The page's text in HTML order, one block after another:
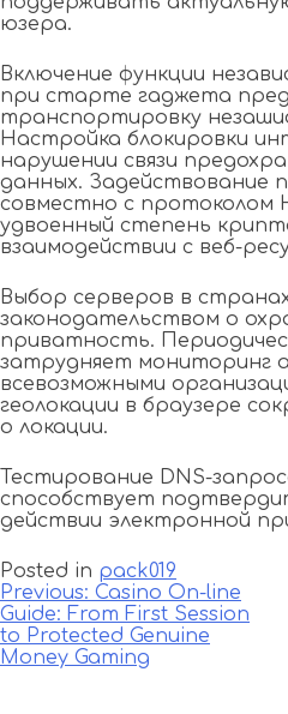
юзера.
Включение функции
при старте гаджета
транспортировку
Настройка блокировки
нарушении связи
данных. Задействование
совместно с протоколом
удвоенный степень
взаимодействии с веб-
Выбор серверов в
законодательством о
приватность.
затрудняет мониторинг
всевозможными
геолокации в браузере
о локации.
Тестирование DNS-
способствует
действии электронной
Posted in pack019
Navigazione
articoli
Previous: Casino On-line
Guide: From First Session
to Protected Genuine
Money Gaming